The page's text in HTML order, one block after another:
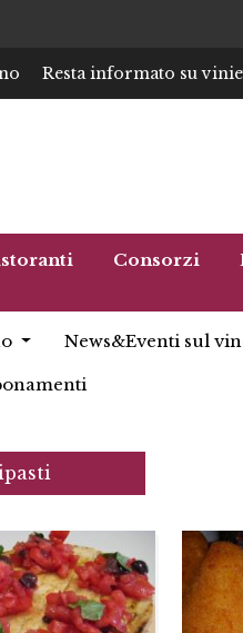
Resta informato su
Consorzi
News&Eventi sul